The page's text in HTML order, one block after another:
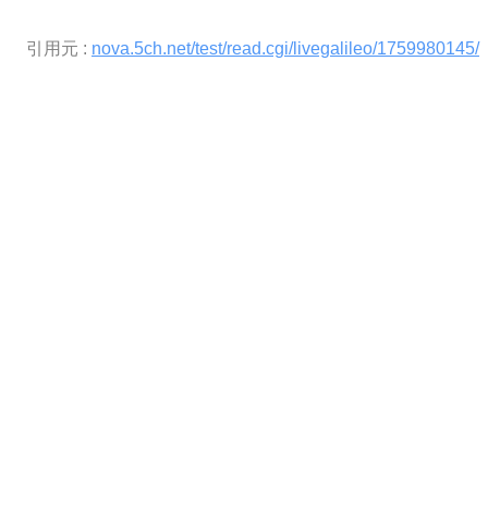
引用元 : nova.5ch.net/test/read.cgi/livegalileo/1759980145/